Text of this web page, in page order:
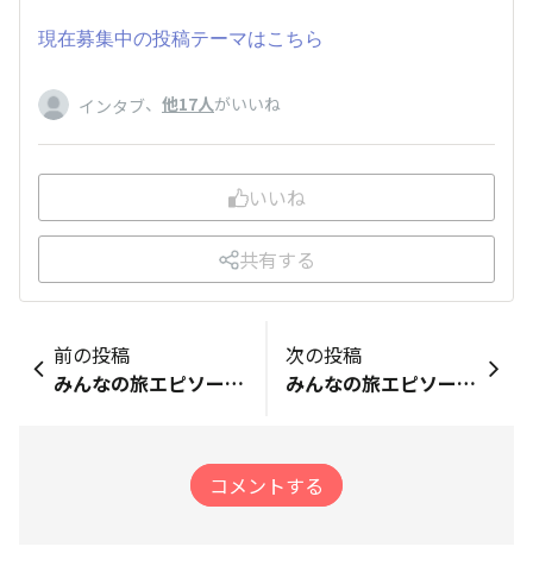
現在募集中の投稿テーマはこちら
インタブ、 他17人がいいね
いいね
共有する
前の投稿
みんなの旅エピソード集｜はじめての海外旅行
次の投稿
みんなの旅エピソード集｜トルコ編【第2回表紙当てクイズ】
コメントする